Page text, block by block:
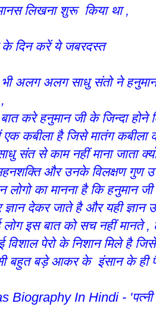
लिखना शुरू किया था ,
अलग अलग साधु संतो ने
करे हनुमान जी के जिन्दा
एक कबीला है जिसे मातंग कबीला
संत से काम नहीं माना जाता
और उनके विलक्षण गुण
का मानना है कि हनुमान
देकर जाते है और यही ज्ञान
इस बात को सच नहीं मानते ,
विशाल पेरो के निशान मिले है
बहुत बड़े आकर के इंसान के ही